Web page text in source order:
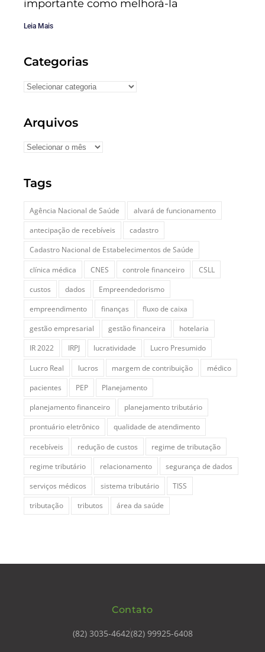
importante como melhorá-la
Leia Mais
Categorias
Arquivos
Tags
Agência Nacional de Saúde
alvará de funcionamento
antecipação de recebíveis
cadastro
Cadastro Nacional de Estabelecimentos de Saúde
clínica médica
CNES controle financeiro
CSLL
custos
dados
Empreendedorismo
empreendimento
finanças
fluxo de caixa
gestão empresarial
gestão financeira
hotelaria
IR 2022
IRPJ lucratividade
Lucro Presumido
Lucro Real
lucros margem de contribuição
médico
pacientes
PEP
Planejamento
planejamento financeiro
planejamento tributário
prontuário eletrônico
qualidade de atendimento
recebíveis
redução de custos
regime de tributação
regime tributário
relacionamento
segurança de dados
serviços médicos
sistema tributário
TISS
tributação
tributos área da saúde
Contato
(82) 3035-4642(82) 99925-6408